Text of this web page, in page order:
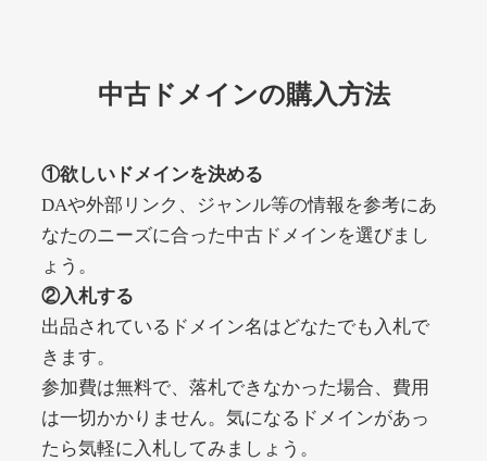
詳細を見る
10,800円 入札 0件
debtconsolidationorg.info
ジャンル
DA49 外部リンク数389 ドメイン年齢1年
10,800円 入札 0件
中古ドメインの購入方法
①欲しいドメインを決める
DAや外部リンク、ジャンル等の情報を参考にあ
なたのニーズに合った中古ドメインを選びまし
ょう。
②入札する
出品されているドメイン名はどなたでも入札で
きます。
参加費は無料で、落札できなかった場合、費用
は一切かかりません。気になるドメインがあっ
たら気軽に入札してみましょう。